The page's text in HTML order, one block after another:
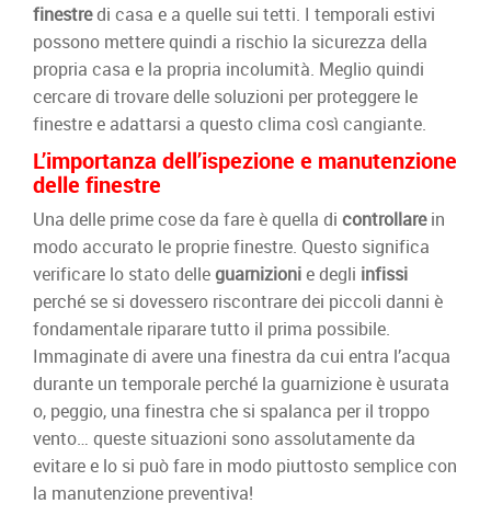
finestredi casa e a quelle sui tetti. I temporali estivi
possono mettere quindi a rischio la sicurezza della
propria casa e la propria incolumità. Meglio quindi
cercare di trovare delle soluzioni per proteggere le
finestre e adattarsi a questo clima così cangiante.
L’importanza dell’ispezione e manutenzione
delle finestre
Una delle prime cose da fare è quella di controllarein
modo accurato le proprie finestre. Questo significa
verificare lo stato delleguarnizionie degli infissi
perché se si dovessero riscontrare dei piccoli danni è
fondamentale riparare tutto il prima possibile.
Immaginate di avere una finestra da cui entra l’acqua
durante un temporale perché la guarnizione è usurata
o, peggio, una finestra che si spalanca per il troppo
vento… queste situazioni sono assolutamente da
evitare e lo si può fare in modo piuttosto semplice con
la manutenzione preventiva!